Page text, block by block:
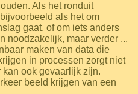
Als het ronduit
als het om
gaat, of om iets anders
noodzakelijk, maar verder ...
maken van data die
in processen zorgt niet
ook gevaarlijk zijn.
beeld krijgen van een